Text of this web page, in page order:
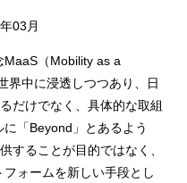
03月
MaaS（Mobility as a
界中に浸透しつつあり、日
だけでなく、具体的な取組
「Beyond」とあるよう
することが目的ではなく、
ォームを新しい手段とし